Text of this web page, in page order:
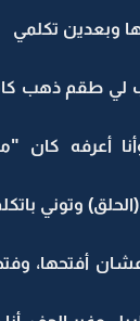
وبعدين تكلمي
لي طقم ذهب
أعرفه كان
وتوني
أفتحها،